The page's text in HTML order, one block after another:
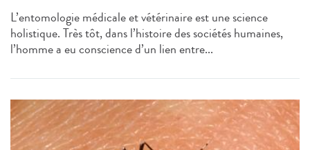
L’entomologie médicale et vétérinaire est une science
holistique. Très tôt, dans l’histoire des sociétés humaines,
l’homme a eu conscience d’un lien entre...